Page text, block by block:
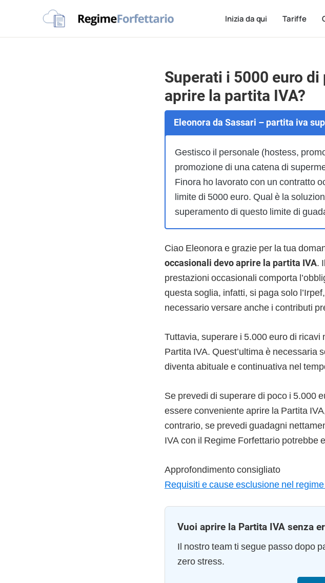
navigazione
contenuto
piè
Regime
La
Inizia da qui Tariffe
Superati i 5000 euro
aprire la partita IVA?
Eleonora da Sassari – partita iva
Gestisco il personale (hostess,
promozione di una catena di
Finora ho lavorato con un contratto
limite di 5000 euro. Qual è la
superamento di questo limite di
Ciao Eleonora e grazie per la tua
occasionali devo aprire la partita IVA.
prestazioni occasionali comporta
questa soglia, infatti, si paga solo
necessario versare anche i contributi
Tuttavia, superare i 5.000 euro di
Partita IVA. Quest’ultima è necessaria
diventa abituale e continuativa nel
Se prevedi di superare di poco i 5.000
essere conveniente aprire la Partita
contrario, se prevedi guadagni
IVA con il Regime Forfettario potrebbe
Approfondimento consigliato
Requisiti e cause esclusione nel
Vuoi aprire la Partita IVA senza
Il nostro team ti segue passo dopo
zero stress.